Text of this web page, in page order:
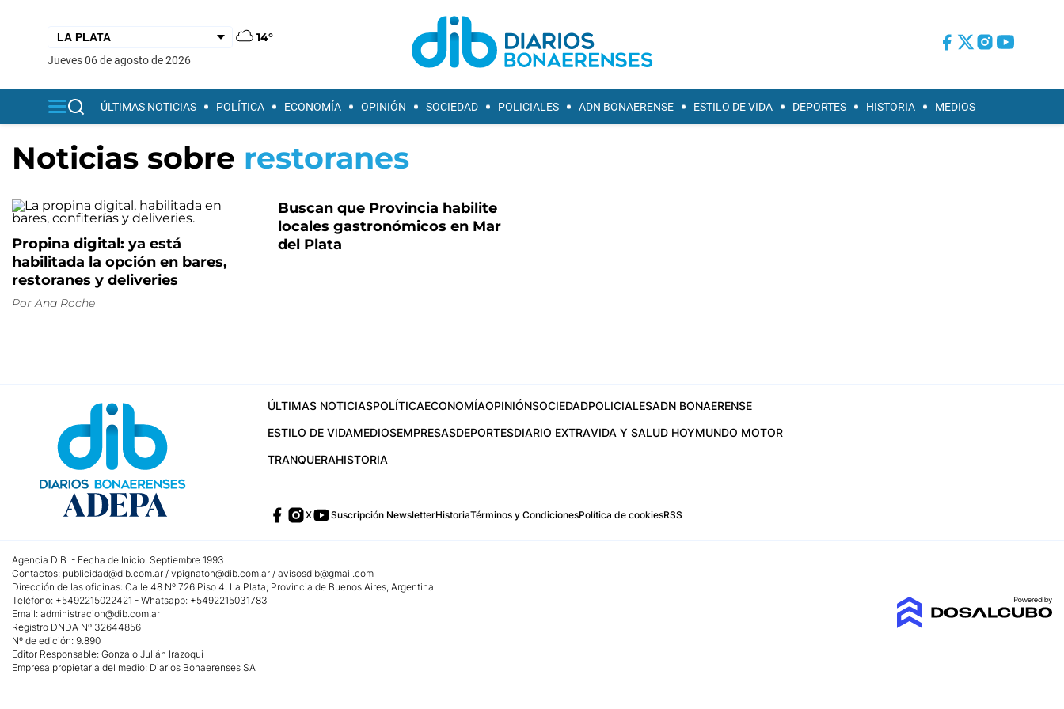
14°
jueves 06 de agosto de 2026
ÚLTIMAS NOTICIAS POLÍTICA ECONOMÍA OPINIÓN SOCIEDAD POLICIALES ADN BONAERENSE ESTILO DE VIDA DEPORTES HISTORIA MEDIOS
Noticias sobre restoranes
Propina digital: ya está
habilitada la opción en bares,
restoranes y deliveries
Por Ana Roche
Buscan que Provincia habilite
locales gastronómicos en Mar
del Plata
ÚLTIMAS NOTICIASPOLÍTICAECONOMÍAOPINIÓNSOCIEDADPOLICIALESADN BONAERENSE
ESTILO DE VIDAMEDIOSEMPRESASDEPORTESDIARIO EXTRAVIDA Y SALUD HOYMUNDO MOTOR
TRANQUERAHISTORIA
X Suscripción NewsletterHistoriaTérminos y CondicionesPolítica de cookiesRSS
Agencia DIB - Fecha de Inicio: Septiembre 1993
Contactos: publicidad@dib.com.ar / vpignaton@dib.com.ar / avisosdib@gmail.com
Dirección de las oficinas: Calle 48 Nº 726 Piso 4, La Plata; Provincia de Buenos Aires, Argentina
Teléfono: +5492215022421 - Whatsapp: +5492215031783
Email: administracion@dib.com.ar
Registro DNDA Nº 32644856
Nº de edición: 9.890
Editor Responsable: Gonzalo Julián Irazoqui
Empresa propietaria del medio: Diarios Bonaerenses SA